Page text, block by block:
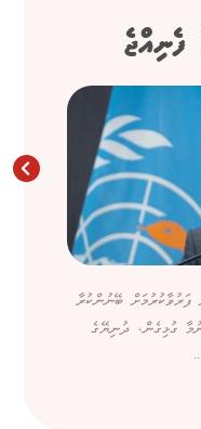
ފެނިއްޖެ
ބޭނުންކުރާ
ގުޅިގެން، ދުނިޔޭގެ